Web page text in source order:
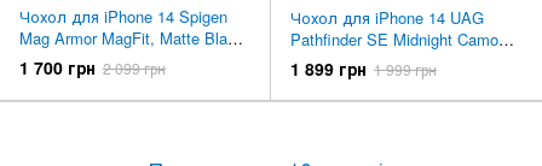
Чохол для iPhone 14 Spigen
Mag Armor MagFit, Matte Black
(ACS05065)
1 700 грн 2 099 грн
Чохол для iPhone 14 UAG
Pathfinder SE Midnight Camo
(114056114061)
1 899 грн 1 999 грн